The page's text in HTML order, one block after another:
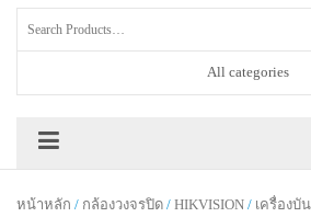
All categories
หน้าหลัก / กล้องวงจรปิด / HIKVISION / เครื่องบั